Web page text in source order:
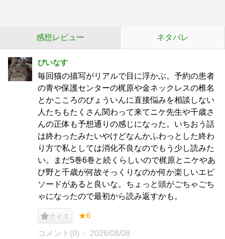
感想レビュー ネタバレ
びいなす
毎回猫の描写がリアルで目に浮かぶ。予約の患者
の青や保護センターの梶原や金ネックレスの椎名
とかこころのびょういんに直接悩みを相談しない
人たちもたくさん関わって来てニケ先生や千歳さ
んの正体も予想通りの感じになった。いちおう話
は終わったみたいやけどなんかふわっとした終わ
り方で私としては消化不良なのでもう少し読みた
い。まだ5巻6巻と続くらしいので梶原とニケやあ
び野と千歳が何故そっくりなのか何か楽しいエピ
ソードがあると良いな。ちょっと頭がごちゃごち
ゃになったので最初から読み返すかも。
ナイス ★6
コメント(0) 2026/08/08